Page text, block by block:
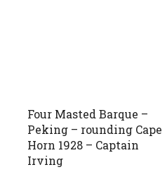
Four Masted Barque –
Peking – rounding Cape
Horn 1928 – Captain
Irving